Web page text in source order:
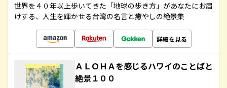
世界を４０年以上歩いてきた「地球の歩き方」があなたにお届
けする、人生を輝かせる台湾の名言と癒やしの絶景集
詳細を見る
ＡＬＯＨＡを感じるハワイのことばと
絶景１００